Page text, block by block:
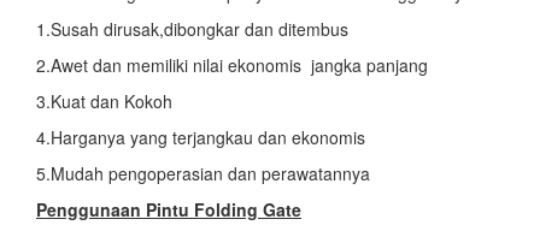
1.Susah dirusak,dibongkar dan ditembus
2.Awet dan memiliki nilai ekonomis jangka panjang
3.Kuat dan Kokoh
4.Harganya yang terjangkau dan ekonomis
5.Mudah pengoperasian dan perawatannya
Penggunaan Pintu Folding Gate